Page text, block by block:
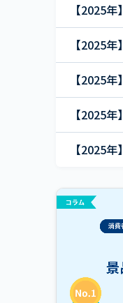
【2025
【2025
【2025
【2025
【2025